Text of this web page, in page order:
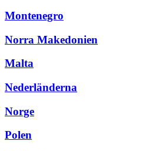
Montenegro
Norra Makedonien
Malta
Nederländerna
Norge
Polen